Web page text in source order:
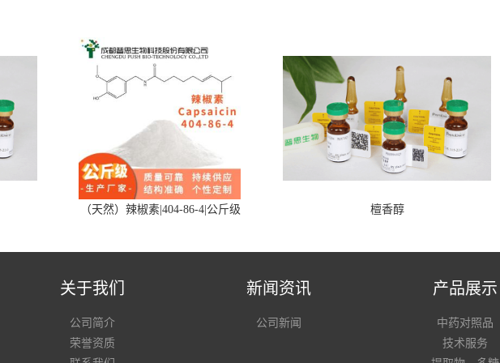
（天然）辣椒素|404-86-4|公斤级 檀香醇
关于我们
公司简介
荣誉资质
新闻资讯
公司新闻
产品展示
中药对照品
技术服务